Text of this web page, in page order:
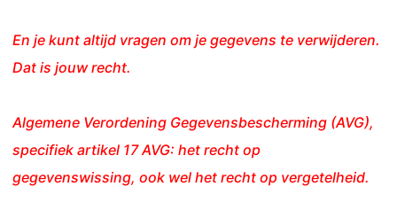
En je kunt altijd vragen om je gegevens te verwijderen.
Dat is jouw recht.
Algemene Verordening Gegevensbescherming (AVG),
specifiek artikel 17 AVG: het recht op
gegevenswissing, ook wel het recht op vergetelheid.